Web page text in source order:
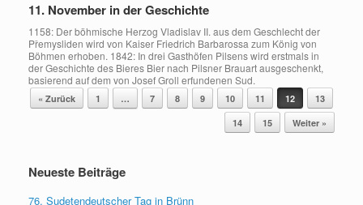
11. November in der Geschichte
1158: Der böhmische Herzog Vladislav II. aus dem Geschlecht der
Přemysliden wird von Kaiser Friedrich Barbarossa zum König von
Böhmen erhoben. 1842: In drei Gasthöfen Pilsens wird erstmals in
der Geschichte des Bieres Bier nach Pilsner Brauart ausgeschenkt,
basierend auf dem von Josef Groll erfundenen Sud.
Beitragsnavigation
« Zurück 1 … 7 8 9 10 11 12
13
14
15 Weiter »
Neueste Beiträge
76. Sudetendeutscher Tag in Brünn